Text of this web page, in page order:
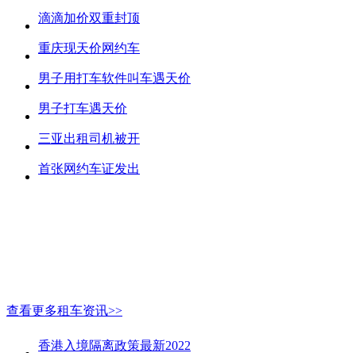
滴滴加价双重封顶
重庆现天价网约车
男子用打车软件叫车遇天价
男子打车遇天价
三亚出租司机被开
首张网约车证发出
查看更多租车资讯>>
香港入境隔离政策最新2022